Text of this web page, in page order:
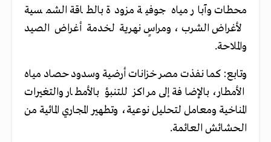
محطات وآبار مياه جوفية مزودة بالطاقة الشمسية
لأغراض الشرب، ومراسٍ نهرية لخدمة أغراض الصيد
والملاحة.
وتابع: كما نفذت مصر خزانات أرضية وسدود حصاد مياه
الأمطار، بالإضافة إلى مراكز للتنبؤ بالأمطار والتغيرات
المناخية ومعامل لتحليل نوعية، وتطهير المجاري المائية من
الحشائش العائمة.